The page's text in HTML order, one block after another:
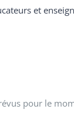
et
pour le